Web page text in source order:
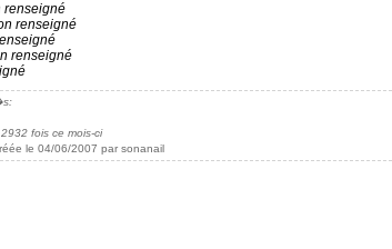
renseigné
renseigné
renseigné
fois ce mois-ci
le 04/06/2007 par sonanail